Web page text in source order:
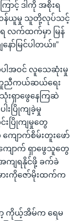
ာင့် ဒါကို အစိုးရ
ဝန်ယူမှု သူတို့လုပ်သင့်
လက်ထက်မှာ မြန်
ာ်မြင်ပါတယ်။”
ါအဝင် လူသေဆုံးမှု
ညီကယ်ဆယ်ရေး
ရှာဖွေနေကြဆဲ
းပြိုကျခဲ့မှု
းပြိုကျမှုတွေ
ျောက်စိမ်းတူးဖော်
ျောက် ရှာဖွေသူတွေ
ကျရနိုင်ဖို့ ခက်ခဲ
းကိုဇော်မိုးထက်က
ကိုယ့်အိမ်က ရေမ